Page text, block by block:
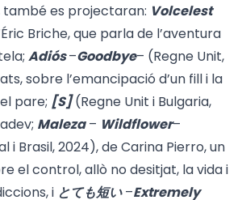
es projectaran: Volcelest
Briche, que parla de l’aventura
Adiós–Goodbye– (Regne Unit,
sobre l’emancipació d’un fill i la
pare; [S](Regne Unit i Bulgaria,
Maleza– Wildflower–
i Brasil, 2024), de Carina Pierro, un
el control, allò no desitjat, la vida i
i とても短い–Extremely